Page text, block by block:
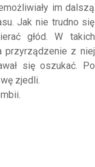
im dalszą
Jak nie trudno się
głód. W takich
przyrządzenie z niej
się oszukać. Po
zjedli.